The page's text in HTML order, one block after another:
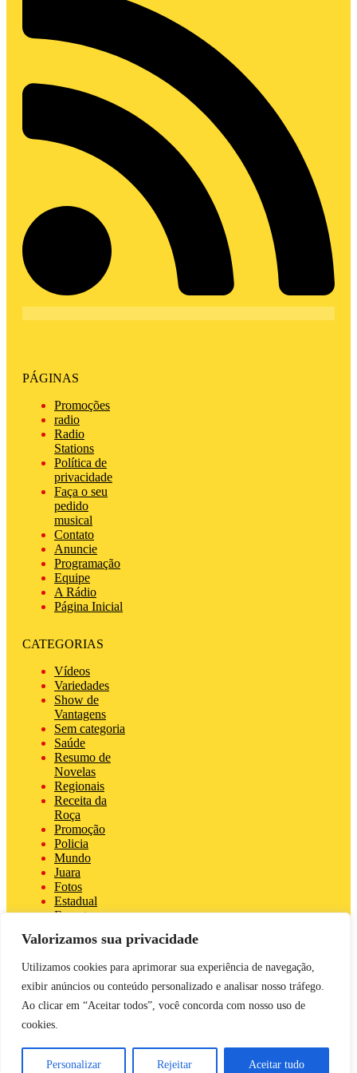
Valorizamos sua privacidade
Utilizamos cookies para aprimorar sua experiência de navegação,
exibir anúncios ou conteúdo personalizado e analisar nosso tráfego.
Ao clicar em “Aceitar todos”, você concorda com nosso uso de
cookies.
Personalizar Rejeitar Aceitar tudo
PÁGINAS
Promoções
radio
Radio
Stations
Política de
privacidade
Faça o seu
pedido
musical
Contato
Anuncie
Programação
Equipe
A Rádio
Página Inicial
CATEGORIAS
Vídeos
Variedades
Show de
Vantagens
Sem categoria
Saúde
Resumo de
Novelas
Regionais
Receita da
Roça
Promoção
Policia
Mundo
Juara
Fotos
Estadual
Esporte
Economia
COVID 19
Brasil
Bastidores da
Ativas
Agro